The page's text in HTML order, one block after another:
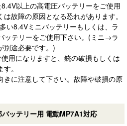
以上の高電圧バッテリーをご使用
故障の原因となる恐れがあります。
い8.4Vミニバッテリーもしくは、ラ
ッテリーをご使用下さい。(ミニ→ラ
別途必要です。)
用になりますと、銃の破損もしくは
。
きに注意して下さい。故障や破損の原
ッテリー用 電動MP7A1対応